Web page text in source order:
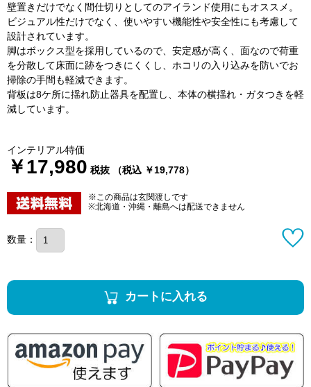
壁置きだけでなく間仕切りとしてのアイランド使用にもオススメ。
ビジュアル性だけでなく、使いやすい機能性や安全性にも考慮して
設計されています。
脚はボックス型を採用しているので、安定感が高く、面なので荷重
を分散して床面に跡をつきにくくし、ホコリの入り込みを防いでお
掃除の手間も軽減できます。
背板は8ケ所に揺れ防止器具を配置し、本体の横揺れ・ガタつきを軽
減しています。
インテリアル特価
￥17,980 税抜 （税込 ￥19,778）
※この商品は玄関渡しです
※北海道・沖縄・離島へは配送できません
数量：
カートに入れる